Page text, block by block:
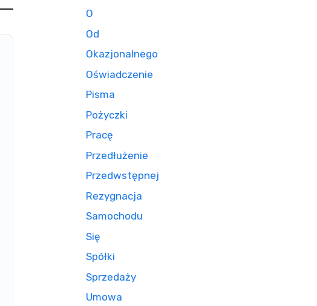
O
Od
Okazjonalnego
Oświadczenie
Pisma
Pożyczki
Pracę
Przedłużenie
Przedwstępnej
Rezygnacja
Samochodu
Się
Spółki
Sprzedaży
Umowa